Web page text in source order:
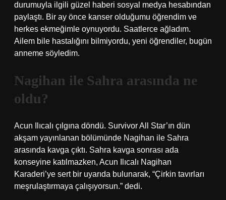
durumuyla ilgili güzel haberi sosyal medya hesabından
paylaştı. Bir ay önce kanser olduğumu öğrendim ve
herkes ekmeğimle oynuyordu. Saatlerce ağladım.
Ailem bile hastalığını bilmiyordu, yeni öğrendiler, bugün
anneme söyledim.
Nagihan ile Sahra arasında ne
oldu?
Acun Ilıcalı çılgına döndü. Survivor All Star’ın dün
akşam yayınlanan bölümünde Nagihan ile Sahra
arasında kavga çıktı. Sahra kavga sonrası ada
konseyine katılmazken, Acun Ilıcalı Nagihan
Karaderi’ye sert bir uyarıda bulunarak, “Çirkin tavırları
meşrulaştırmaya çalışıyorsun.” dedi.